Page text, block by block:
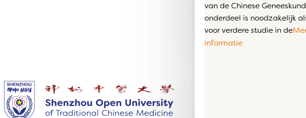
van de Chinese
onderdeel is noodzakelijk
voor verdere studie in de
informatie